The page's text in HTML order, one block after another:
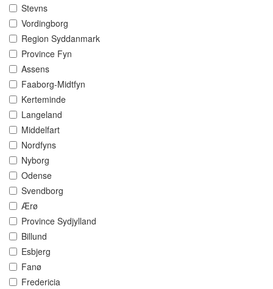
Stevns
Vordingborg
Region Syddanmark
Province Fyn
Assens
Faaborg-Midtfyn
Kerteminde
Langeland
Middelfart
Nordfyns
Nyborg
Odense
Svendborg
Ærø
Province Sydjylland
Billund
Esbjerg
Fanø
Fredericia